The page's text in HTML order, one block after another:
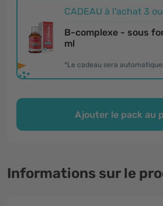
CADEAU à l'achat 3
B-complexe - sous
ml
*Le cadeau sera
Ajouter le pack au
Informations sur le